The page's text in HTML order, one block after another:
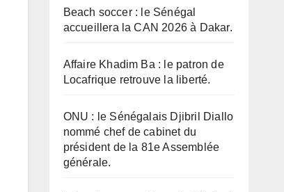
Beach soccer : le Sénégal
accueillera la CAN 2026 à Dakar.
Affaire Khadim Ba : le patron de
Locafrique retrouve la liberté.
ONU : le Sénégalais Djibril Diallo
nommé chef de cabinet du
président de la 81e Assemblée
générale.